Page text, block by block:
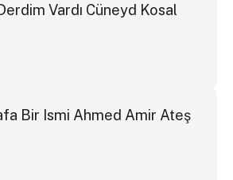
Vardı Cüneyd Kosal
Bir Ismi Ahmed Amir Ateş